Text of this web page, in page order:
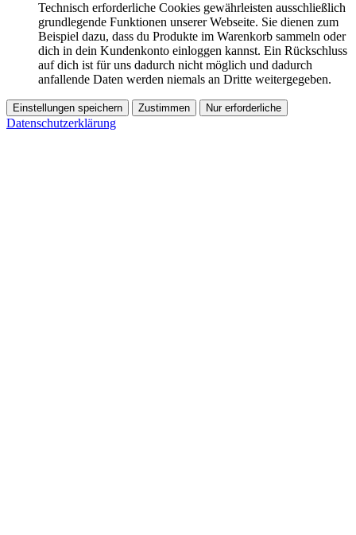
Technisch erforderliche Cookies gewährleisten ausschließlich
grundlegende Funktionen unserer Webseite. Sie dienen zum
Beispiel dazu, dass du Produkte im Warenkorb sammeln oder
dich in dein Kundenkonto einloggen kannst. Ein Rückschluss
auf dich ist für uns dadurch nicht möglich und dadurch
anfallende Daten werden niemals an Dritte weitergegeben.
Einstellungen speichern Zustimmen Nur erforderliche
Datenschutzerklärung